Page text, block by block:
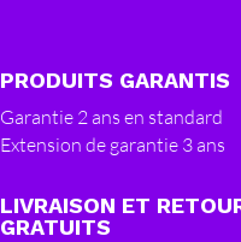
PRODUITS GARANTIS
Garantie 2 ans en standard
Extension de garantie 3 ans
LIVRAISON ET
GRATUITS